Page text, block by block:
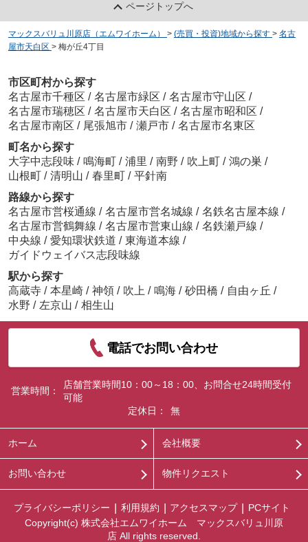
ページトップへ
マックスバリュ川原店（エムワイホーム） > (売買・投資)地域から探す > 名古
屋市天白区 > 梅が丘4丁目
市区町村から探す
名古屋市千種区 / 名古屋市緑区 / 名古屋市守山区 /
名古屋市瑞穂区 / 名古屋市天白区 / 名古屋市昭和区 /
名古屋市南区 / 尾張旭市 / 瀬戸市 / 名古屋市名東区
町名から探す
大字中志段味 / 鳴海町 / 浦里 / 南野 / 吹上町 / 鴻の巣 /
山根町 / 清明山 / 春里町 / 平針南
路線から探す
名古屋市営桜通線 / 名古屋市営名城線 / 名鉄名古屋本線 /
名古屋市営鶴舞線 / 名古屋市営東山線 / 名鉄瀬戸線 /
中央線 / 愛知環状鉄道 / 東海道本線 /
ガイドウェイバス志段味線
駅から探す
高蔵寺 / 本星崎 / 神領 / 吹上 / 鳴海 / 砂田橋 / 自由ヶ丘 /
水野 / 左京山 / 相生山
電話でお問い合わせ
営業時間：
店舗営業時間10：00～18：00、お問合せ24時間受付
可能
定休日：
無
ホーム 会社概要
お問い合わせ 物件リクエスト
プライバシーポリシー 利用規約 アクセスマップ
PCサイト
Copyright(c) 株式会社エムワイホーム マックスバリュ川原
店 All rights reserved.